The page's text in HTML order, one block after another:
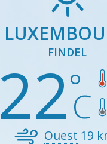
FINDEL
22
Ouest 19